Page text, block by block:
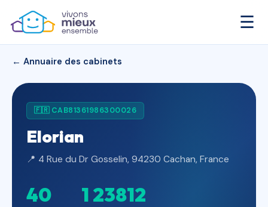
☰
← Annuaire des cabinets
🇫🇷 CAB81361986300026
Elorian
📍 4 Rue du Dr Gosselin, 94230 Cachan, France
40 1 23812